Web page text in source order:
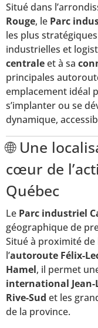
Situé dans
Rouge, le Parc
les plus
industrielles et
centraleet à sa
principales
emplacement idéal
s’implanter ou se
dynamique,
🌐 Une
cœur de
Québec
Le Parc industriel
géographique de
Situé à proximité de
l’autoroute Félix-
Hamel, il permet
international Jean-
Rive-Sud et les
de la province.